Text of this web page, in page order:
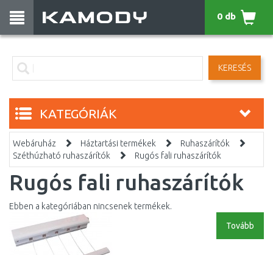
KERESÉS
0 db
KATEGÓRIÁK
Webáruház Háztartási termékek
Ruhaszárítók
Széthúzható ruhaszárítók
Rugós fali ruhaszárítók
Rugós fali ruhaszárítók
Ebben a kategóriában nincsenek termékek.
Tovább